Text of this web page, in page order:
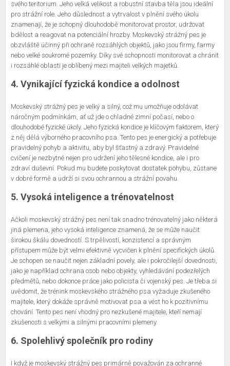
svého teritorium. Jeho velká velikost a robustní stavba těla jsou ideální
pro strážní role. Jeho důslednost a vytrvalost v plnění svého úkolu
znamenají, že je schopný dlouhodobě monitorovat prostor, udržovat
bdělost a reagovat na potenciální hrozby. Moskevský strážný pes je
obzvláště účinný při ochraně rozsáhlých objektů, jako jsou firmy, farmy
nebo velké soukromé pozemky. Díky své schopnosti monitorovat a chránit
i rozsáhlé oblasti je oblíbený mezi majiteli velkých majetků.
4. Vynikající fyzická kondice a odolnost
Moskevský strážný pes je velký a silný, což mu umožňuje odolávat
náročným podmínkám, ať už jde o chladné zimní počasí, nebo o
dlouhodobé fyzické úkoly. Jeho fyzická kondice je klíčovým faktorem, který
z něj dělá výborného pracovního psa. Tento pes je energický a potřebuje
pravidelný pohyb a aktivitu, aby byl šťastný a zdravý. Pravidelné
cvičení je nezbytné nejen pro udržení jeho tělesné kondice, ale i pro
zdraví duševní. Pokud mu budete poskytovat dostatek pohybu, zůstane
v dobré formě a udrží si svou ochrannou a strážní povahu.
5. Vysoká inteligence a trénovatelnost
Ačkoli moskevský strážný pes není tak snadno trénovatelný jako některá
jiná plemena, jeho vysoká inteligence znamená, že se může naučit
širokou škálu dovedností. S trpělivostí, konzistencí a správným
přístupem může být velmi efektivně vycvičen k plnění specifických úkolů.
Je schopen se naučit nejen základní povely, ale i pokročilejší dovednosti,
jako je například ochrana osob nebo objekty, vyhledávání podezřelých
předmětů, nebo dokonce práce jako policista či vojenský pes. Je třeba si
uvědomit, že trénink moskevského strážného psa vyžaduje zkušeného
majitele, který dokáže správně motivovat psa a vést ho k pozitivnímu
chování. Tento pes není vhodný pro nezkušené majitele, kteří nemají
zkušenosti s velkými a silnými pracovními plemeny.
6. Spolehlivý společník pro rodiny
I když je moskevský strážný pes primárně považován za ochranné